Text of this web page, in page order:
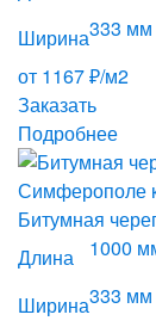
Ширина333 мм
от 1167 ₽/м2
Заказать
Подробнее
Битумная
Длина
1000
Ширина333 мм